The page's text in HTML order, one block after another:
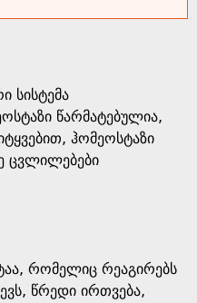
სისტემა
წარმატებულია,
ჰომეოსტაზი
ცვლილებები
რომელიც რეაგირებს
წრედი ირთვება,